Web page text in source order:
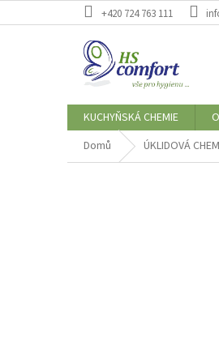
na
+420 724 763 111
KUCHYŇSKÁ CHEMIE
Domů
ÚKLIDOVÁ